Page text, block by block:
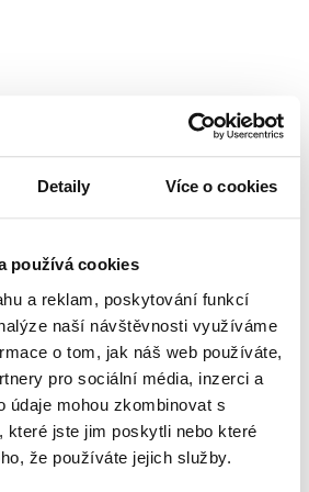
Detaily Více o cookies
používá cookies
a reklam, poskytování funkcí
naší návštěvnosti využíváme
o tom, jak náš web používáte,
pro sociální média, inzerci a
údaje mohou zkombinovat s
které jste jim poskytli nebo které
že používáte jejich služby.
našeho
přinášíme
a mějte tak
jaké dezinformace a
v Česku šíří.
WhatsApp